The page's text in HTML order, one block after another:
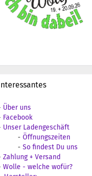
Über uns
Facebook
Unser Ladengeschäft
- Öffnungszeiten
- So findest Du uns
Zahlung + Versand
Wolle - welche wofür?